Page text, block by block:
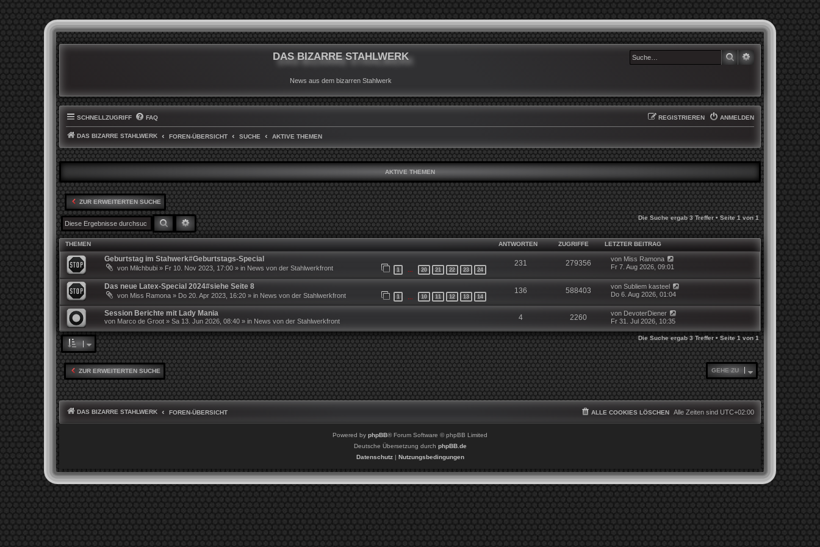
DAS BIZARRE STAHLWERK
News aus dem bizarren Stahlwerk
SUCHE
SCHNELLZUGRIFF FAQ ANMELDEN
REGISTRIEREN
DAS BIZARRE STAHLWERK FOREN-ÜBERSICHT SUCHE AKTIVE THEMEN
AKTIVE THEMEN
ZUR ERWEITERTEN SUCHE
SUCHE ERWEITERTE SUCHE
Die Suche ergab 3 Treffer • Seite1 von1
THEMEN ANTWORTEN ZUGRIFFE LETZTER BEITRAG
Geburtstag im Stahwerk#Geburtstags-Special
von Milchbubi » Fr 10. Nov 2023, 17:00 » in News von der Stahlwerkfront 1 … 20 21 22 23 24
231 279356 von Miss Ramona
Fr 7. Aug 2026, 09:01
Das neue Latex-Special 2024#siehe Seite 8
von Miss Ramona » Do 20. Apr 2023, 16:20 » in News von der Stahlwerkfront 1 10 11 12 13 14
136 588403 von Subliem kasteel
Do 6. Aug 2026, 01:04
Session Berichte mit Lady Mania
von Marco de Groot » Sa 13. Jun 2026, 08:40 » in News von der Stahlwerkfront 4 2260 von DevoterDiener
Fr 31. Jul 2026, 10:35
Die Suche ergab 3 Treffer • Seite1von1
ZUR ERWEITERTEN SUCHE GEHE ZU
DAS BIZARRE STAHLWERK FOREN-ÜBERSICHT Alle Zeiten sind UTC+02:00
ALLE COOKIES LÖSCHEN
Powered by phpBB® Forum Software © phpBB Limited
Deutsche Übersetzung durch phpBB.de
Datenschutz| Nutzungsbedingungen